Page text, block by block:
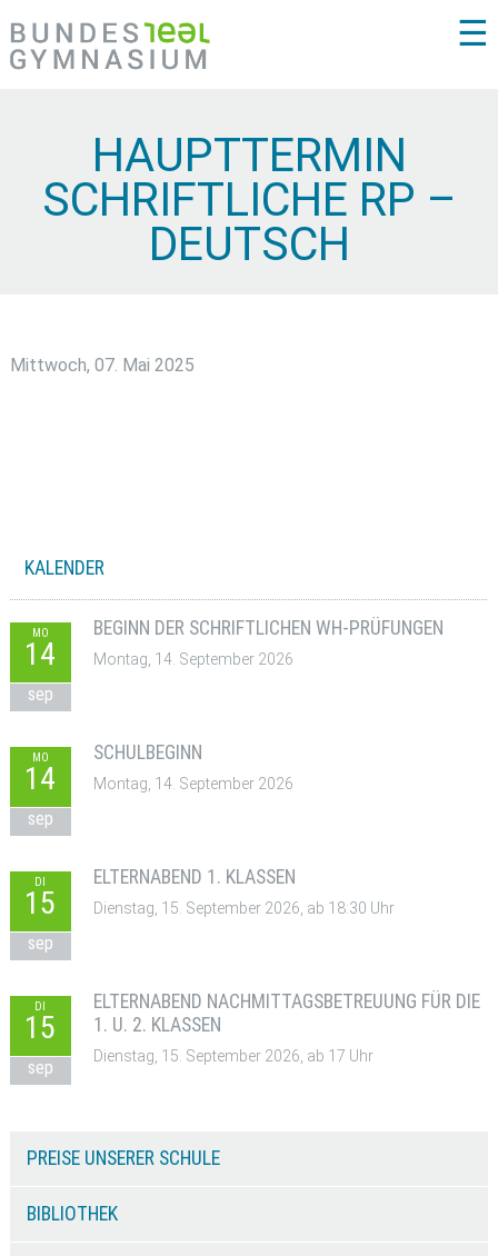
☰
HAUPTTERMIN
SCHRIFTLICHE RP –
DEUTSCH
Mittwoch, 07. Mai 2025
KALENDER
MO
14
sep
BEGINN DER SCHRIFTLICHEN WH-PRÜFUNGEN
Montag, 14. September 2026
MO
14
sep
SCHULBEGINN
Montag, 14. September 2026
DI
15
sep
ELTERNABEND 1. KLASSEN
Dienstag, 15. September 2026, ab 18:30 Uhr
DI
15
sep
ELTERNABEND NACHMITTAGSBETREUUNG FÜR DIE
1. U. 2. KLASSEN
Dienstag, 15. September 2026, ab 17 Uhr
PREISE UNSERER SCHULE
BIBLIOTHEK